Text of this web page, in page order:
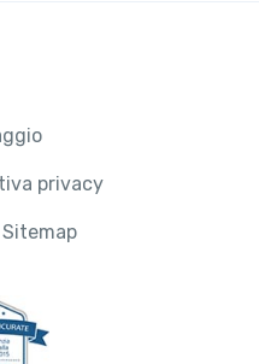
privacy
Sitemap